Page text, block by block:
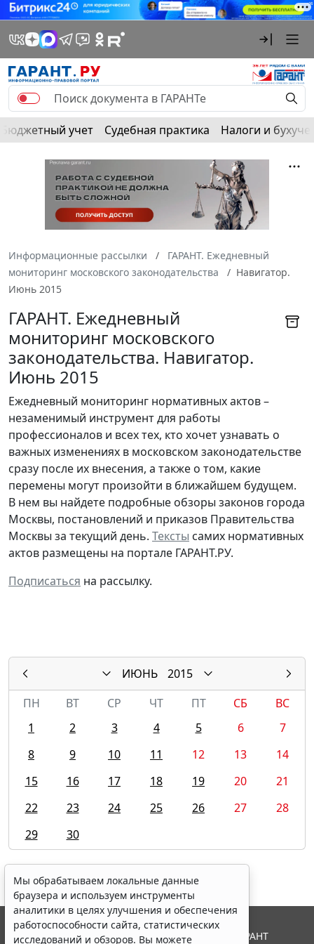
Бюджетный учет Судебная практика Налоги и
Информационные рассылки
ГАРАНТ. Ежедневный
мониторинг московского законодательства
Навигатор.
Июнь 2015
ГАРАНТ. Ежедневный
мониторинг московского
законодательства. Навигатор.
Июнь 2015
Ежедневный мониторинг нормативных актов –
незаменимый инструмент для работы
профессионалов и всех тех, кто хочет узнавать о
важных изменениях в московском законодательстве
сразу после их внесения, а также о том, какие
перемены могут произойти в ближайшем будущем.
В нем вы найдете подробные обзоры законов города
Москвы, постановлений и приказов Правительства
Москвы за текущий день. Тексты самих нормативных
актов размещены на портале ГАРАНТ.РУ.
Подписаться на рассылку.
ИЮНЬ
2015
ПН
ВТ СР ЧТ ПТ СБ
ВС
1
2 3 4 5 6
7
8
9 10 11 12 13
14
15
16 17 18 19 20
21
22
23 24 25 26 27
28
29
30
Мы обрабатываем локальные данные
браузера и используем инструменты
аналитики в целях улучшения и обеспечения
работоспособности сайта, статистических
исследований и обзоров. Вы можете
© ООО "НПП "ГАРАНТ-СЕРВИС", 2026. Система ГАРАНТ